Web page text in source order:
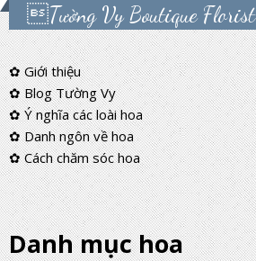
Tường Vy Boutique Florist
✿ Giới thiệu
✿ Blog Tường Vy
✿ Ý nghĩa các loài hoa
✿ Danh ngôn về hoa
✿ Cách chăm sóc hoa
Danh mục hoa